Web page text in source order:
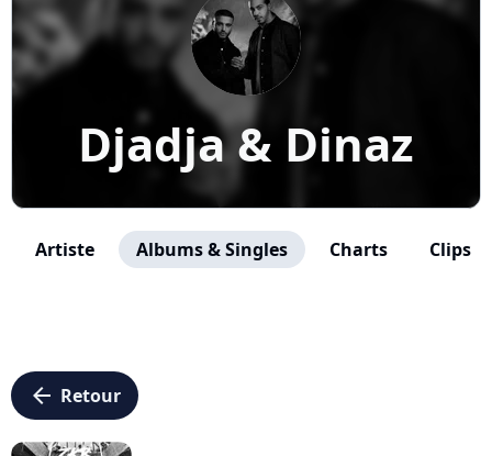
Djadja & Dinaz
Artiste Albums & Singles Charts Clips
arrow_left Retour